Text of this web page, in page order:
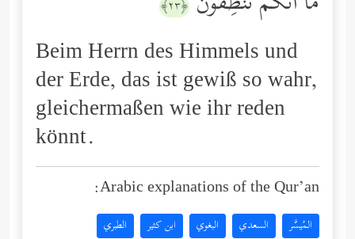
﴿٢٣﴾
Beim Herrn des Himmels und
der Erde, das ist gewiß so wahr,
gleichermaßen wie ihr reden
könnt.
Arabic explanations of the Qur’an:
المُيسَّر السعدي البغوي ابن كثير الطبري